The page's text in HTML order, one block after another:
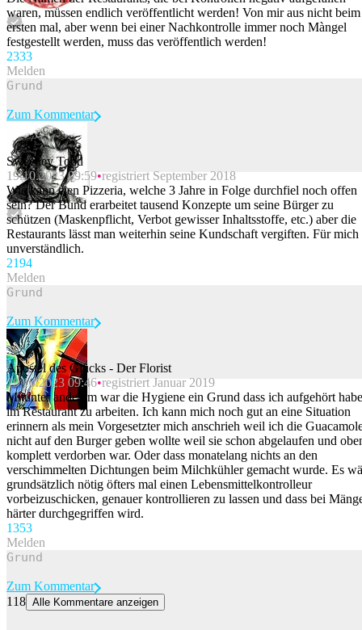
waren, müssen endlich veröffentlicht werden! Von mir aus nicht beim
ersten mal, aber wenn bei einer Nachkontrolle immer noch Màngel
festgestellt werden, muss das veröffentlich werden!
2333
Melden
Beitrag melden
Zum Kommentar
Sweeney Todd
19.10.2023 09:59 registriert September 2018
Wie kann eien Pizzeria, welche 3 Jahre in Folge durchfiel noch offen
sein? Der Bund erarbeitet tausend Konzepte um seine Bürger zu
schützen (Maskenpflicht, Verbot gewisser Inhaltsstoffe, etc.) aber die
Restaurants lässt man weiterhin seine Kundschaft vergiften. Für mich
unverständlich.
2194
Melden
Beitrag melden
Zum Kommentar
Apostel des Glücks - Der Florist
19.10.2023 09:46 registriert Januar 2019
Mitunter anderem war die Hygiene ein Grund dass ich aufgehört habe
im Restaurant zu arbeiten. Ich kann mich noch gut an eine Situation
erinnern als mein Vorgesetzter mich anschrieh weil ich die
nicht auf den Burger geben wollte weil sie schon abgelaufen und
komplett verdorben war. Oder dass monatelang nichts an den
verschimmelten Dichtungen beim Milchkühler gemacht wurde. Es
grundsätzlich nötig öfters mal einen Lebensmittelkontrolleur
vorbeizuschicken, genauer kontrollieren zu lassen und dass bei
härter durchgegriffen wird.
1353
Melden
Zum Kommentar
118 Alle Kommentare anzeigen